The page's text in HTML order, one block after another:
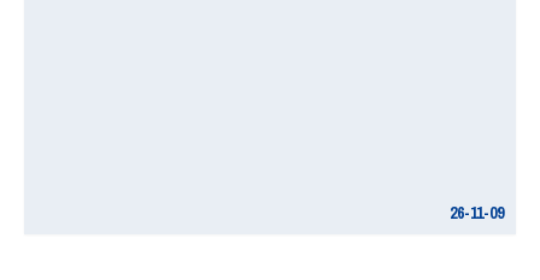
26-11-09